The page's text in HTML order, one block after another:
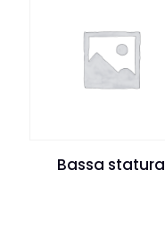
Bassa statura